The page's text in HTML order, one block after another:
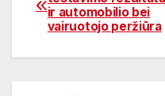
tarp
įrašų
ir automobilio bei
vairuotojo peržiūra